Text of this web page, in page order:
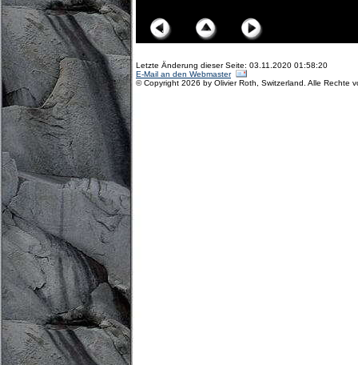
Letzte Änderung dieser Seite: 03.11.2020 01:58:20
E-Mail an den Webmaster
© Copyright 2026 by Olivier Roth, Switzerland. Alle Rechte